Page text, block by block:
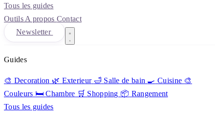
Tous les guides
Outils A propos Contact
Newsletter
Guides
🎨 Decoration 🌿 Exterieur 🛁 Salle de bain 🍳 Cuisine 🎨
Couleurs 🛏️ Chambre 🛒 Shopping 📦 Rangement
Tous les guides